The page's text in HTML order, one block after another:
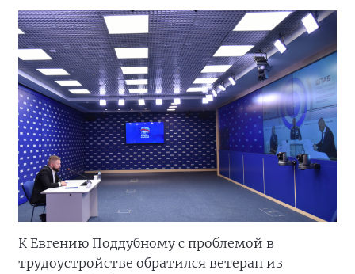
К Евгению Поддубному с проблемой в
трудоустройстве обратился ветеран из